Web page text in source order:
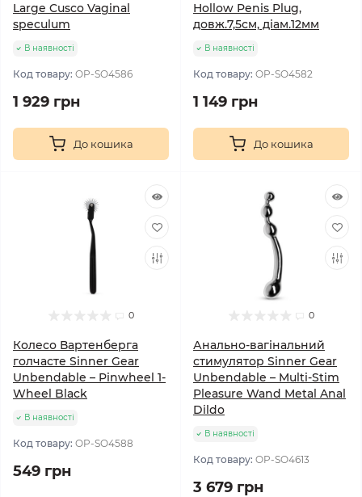
Large Cusco Vaginal
speculum
В наявності
Код товару: OP-SO4586
1 929 грн
До кошика
Hollow Penis Plug,
довж.7,5см, діам.12мм
В наявності
Код товару: OP-SO4582
1 149 грн
До кошика
0
Колесо Вартенберга
голчасте Sinner Gear
Unbendable – Pinwheel 1-
Wheel Black
В наявності
Код товару: OP-SO4588
549 грн
0
Анально-вагінальний
стимулятор Sinner Gear
Unbendable – Multi-Stim
Pleasure Wand Metal Anal
Dildo
В наявності
Код товару: OP-SO4613
3 679 грн